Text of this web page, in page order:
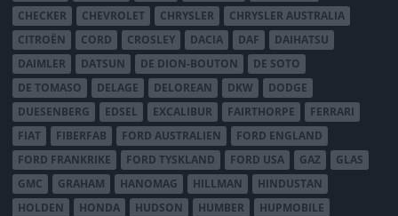
CHECKER
CHEVROLET CHRYSLER
CHRYSLER AUSTRALIA
CITROËN
CORD CROSLEY DACIA DAF
DAIHATSU
DAIMLER
DATSUN DE DION-BOUTON
DE SOTO
DE TOMASO
DELAGE DELOREAN DKW
DODGE
DUESENBERG
EDSEL EXCALIBUR FAIRTHORPE
FERRARI
FIAT
FIBERFAB FORD AUSTRALIEN
FORD ENGLAND
FORD FRANKRIKE
FORD TYSKLAND FORD USA GAZ
GLAS
GMC
GRAHAM HANOMAG HILLMAN
HINDUSTAN
HOLDEN
HONDA HUDSON HUMBER
HUPMOBILE